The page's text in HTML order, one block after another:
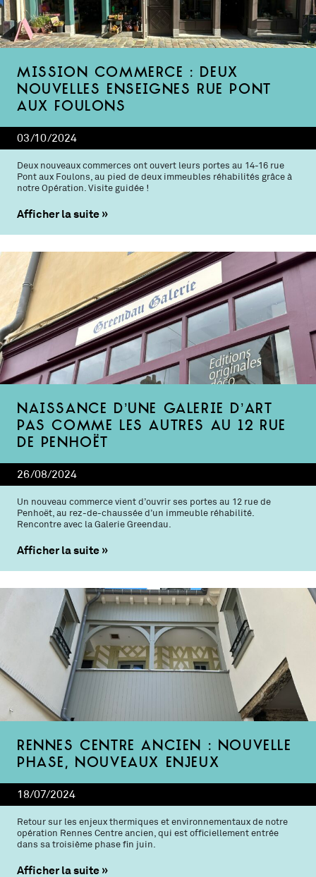
Mission commerce : deux
nouvelles enseignes rue Pont
aux Foulons
03/10/2024
Deux nouveaux commerces ont ouvert leurs portes au 14-16 rue
Pont aux Foulons, au pied de deux immeubles réhabilités grâce à
notre Opération. Visite guidée !
Afficher la suite
Naissance d’une galerie d’art
pas comme les autres au 12 rue
de Penhoët
26/08/2024
Un nouveau commerce vient d’ouvrir ses portes au 12 rue de
Penhoët, au rez-de-chaussée d’un immeuble réhabilité.
Rencontre avec la Galerie Greendau.
Afficher la suite
Rennes Centre ancien : nouvelle
phase, nouveaux enjeux
18/07/2024
Retour sur les enjeux thermiques et environnementaux de notre
opération Rennes Centre ancien, qui est officiellement entrée
dans sa troisième phase fin juin.
Afficher la suite